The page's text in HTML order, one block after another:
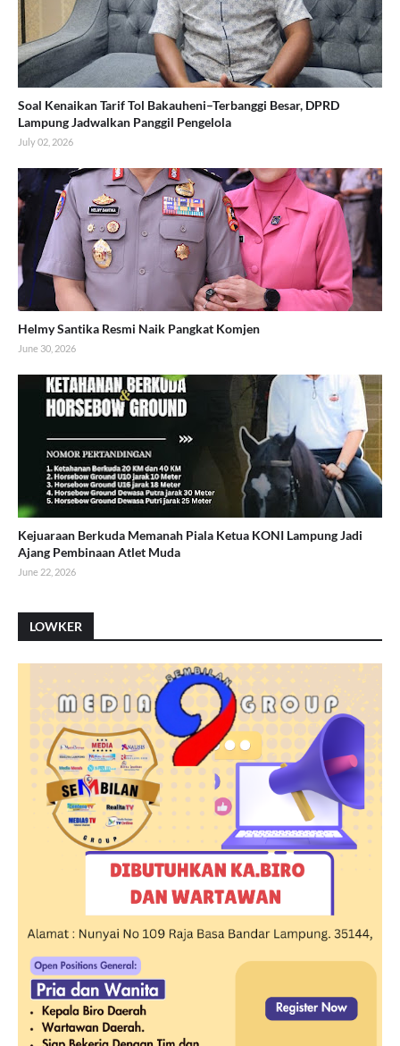
Soal Kenaikan Tarif Tol Bakauheni–Terbanggi Besar, DPRD
Lampung Jadwalkan Panggil Pengelola
July 02, 2026
Helmy Santika Resmi Naik Pangkat Komjen
June 30, 2026
Kejuaraan Berkuda Memanah Piala Ketua KONI Lampung Jadi
Ajang Pembinaan Atlet Muda
June 22, 2026
LOWKER